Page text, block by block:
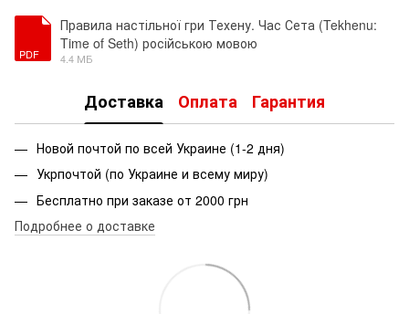
PDF
Правила настільної гри Техену. Час Сета (Tekhenu:
Time of Seth) російською мовою
4.4 МБ
Доставка Оплата Гарантия
Новой почтой по всей Украине (1-2 дня)
Укрпочтой (по Украине и всему миру)
Бесплатно при заказе от 2000 грн
Подробнее о доставке